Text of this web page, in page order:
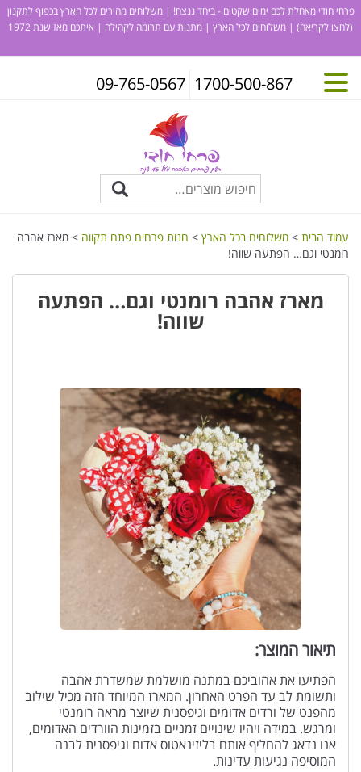
פרחי חודי מאחלת לכם ימים שקטים - ביחד ננצח! | משלוחים מהירים לכל הארץ בכפוף לתקנון
(לחצו לקריאה) | משלוחים לכל הארץ | מתנות עם תרומה לקהילה | איתכם מאז שנת 1972
1700-500-867
09-765-0567
עמוד הבית > משלוחים בכל הארץ > חנות פרחים פתח תקווה > מארז אהבה
רומנטי וגם… הפתעה שווה!
מארז אהבה רומנטי וגם… הפתעה
שווה!
תיאור המוצר:
הפתיעו את אהוביכם במתנה מושלמת שמשדרת אהבה
ותשומת לב עד הפרט האחרון. המארז המיוחד הזה מכיל שילוב
מהפנט של ורדים אדומים וגיפסנית שיוצר מראה רומנטי
ומרגש. במידה ויהיו שינויים זמניים בזמינות הוורדים האדומים,
אנו נדאג להחליף אותם בליזינאטוס אדום וגיפסנית לבנה
המוסיפה נגיעות עדינות.